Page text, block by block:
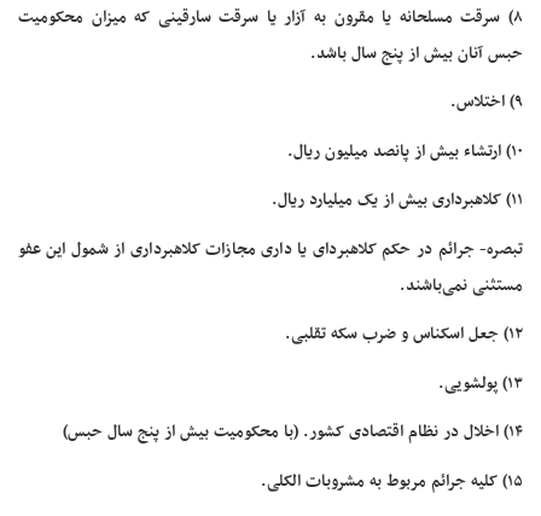
۸) سرقت مسلحانه یا مقرون به آزار یا سرقت سارقینی که میزان محکومیت
حبس آنان بیش از پنج سال باشد.
۹) اختلاس.
۱۰) ارتشاء بیش از پانصد میلیون ریال.
۱۱) کلاهبرداری بیش از یک میلیارد ریال.
تبصره- جرائم در حکم کلاهبردای یا داری مجازات کلاهبرداری از شمول این عفو
مستثنی نمی‌باشند.
۱۲) جعل اسکناس و ضرب سکه تقلبی.
۱۳) پولشویی.
۱۴) اخلال در نظام اقتصادی کشور. (با محکومیت بیش از پنج سال حبس)
۱۵) کلیه جرائم مربوط به مشروبات الکلی.